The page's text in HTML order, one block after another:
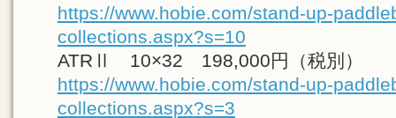
https://www.hobie.com/stand-up-
collections.aspx?s=10
ATRⅡ 10×32 198,000円（税別）
https://www.hobie.com/stand-up-
collections.aspx?s=3